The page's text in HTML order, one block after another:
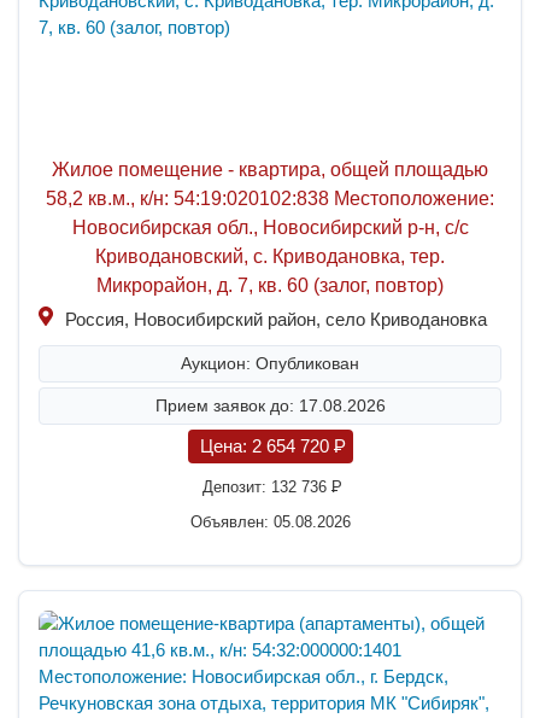
Жилое помещение - квартира, общей площадью
58,2 кв.м., к/н: 54:19:020102:838 Местоположение:
Новосибирская обл., Новосибирский р-н, с/с
Криводановский, с. Криводановка, тер.
Микрорайон, д. 7, кв. 60 (залог, повтор)
Россия, Новосибирский район, село Криводановка
Аукцион: Опубликован
Прием заявок до: 17.08.2026
Цена: 2 654 720 P
Депозит: 132 736 P
Объявлен: 05.08.2026